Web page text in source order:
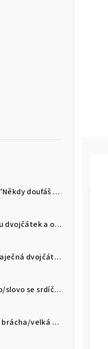
Body pro dvojčátka "Někdy doufáš v zázrak...a dostaneš rovnou dva"
Trička se jmény obou dvojčátek a označením kdo je kdo ✔
Náramky pro jednovaječná dvojčátka
Nažehlovačka jméno/slovo se srdíčkem
Dětské tričko "Velký brácha/velká ségra"/"Ale velký brácha/velká ségra" jsem tu já